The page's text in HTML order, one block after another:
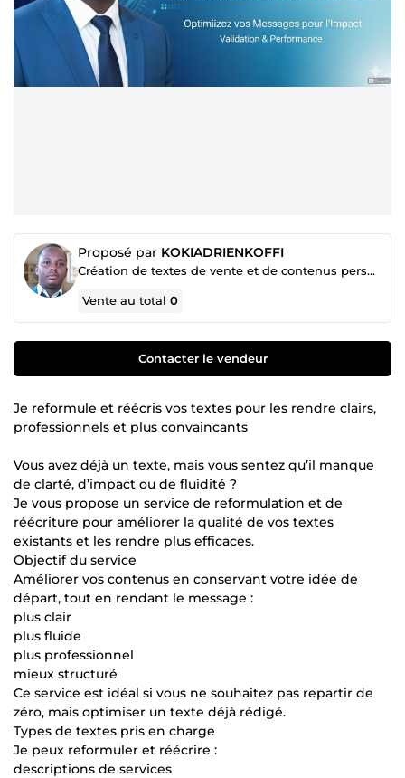
Proposé par KOKIADRIENKOFFI
Création de textes de vente et de contenus persuasifs
Vente au total0
Contacter le vendeur
Je reformule et réécris vos textes pour les rendre clairs,
professionnels et plus convaincants
Vous avez déjà un texte, mais vous sentez qu’il manque
de clarté, d’impact ou de fluidité ?
Je vous propose un service de reformulation et de
réécriture pour améliorer la qualité de vos textes
existants et les rendre plus efficaces.
Objectif du service
Améliorer vos contenus en conservant votre idée de
départ, tout en rendant le message :
plus clair
plus fluide
plus professionnel
mieux structuré
Ce service est idéal si vous ne souhaitez pas repartir de
zéro, mais optimiser un texte déjà rédigé.
Types de textes pris en charge
Je peux reformuler et réécrire :
descriptions de services